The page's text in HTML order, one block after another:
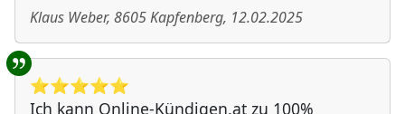
Klaus Weber, 8605Kapfenberg, 12.02.2025
⭐️⭐️⭐️⭐️⭐️
Ich kann Online-Kündigen.at zu 100%